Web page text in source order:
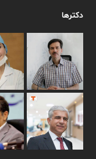
دکترها